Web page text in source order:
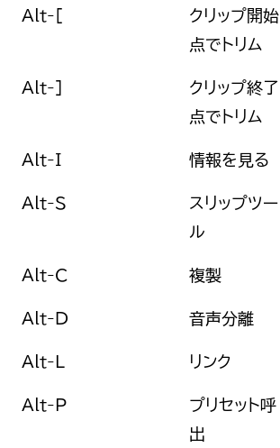
Alt-[
クリップ開始
点でトリム
Alt-]
クリップ終了
点でトリム
Alt-I 情報を見る
Alt-S
スリップツー
ル
Alt-C 複製
Alt-D 音声分離
Alt-L リンク
Alt-P
プリセット呼
出